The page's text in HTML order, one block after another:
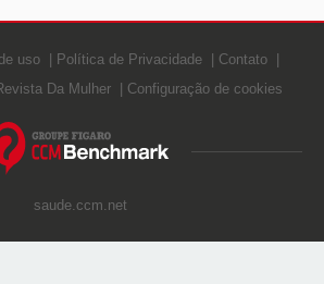
uso Política de Privacidade
Contato
Da Mulher Configuração de cookies
saude.ccm.net